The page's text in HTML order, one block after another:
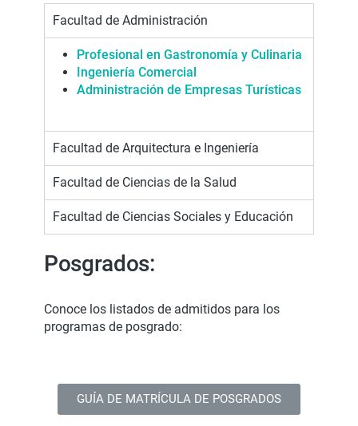
Facultad de Administración
Profesional en Gastronomía y Culinaria
Ingeniería Comercial
Administración de Empresas Turísticas
Facultad de Arquitectura e Ingeniería
Facultad de Ciencias de la Salud
Facultad de Ciencias Sociales y Educación
Posgrados:
Conoce los listados de admitidos para los
programas de posgrado:
GUÍA DE MATRÍCULA DE POSGRADOS